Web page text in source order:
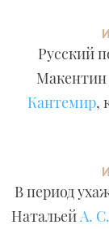
Русский
Макентин
Кантемир,
В период
НатальейА.